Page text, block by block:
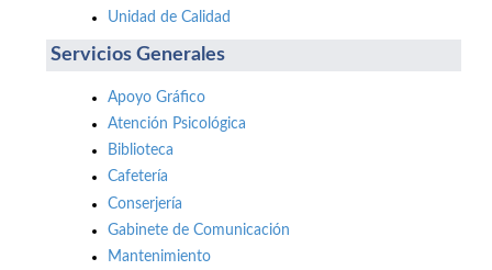
Unidad de Calidad
Servicios Generales
Apoyo Gráfico
Atención Psicológica
Biblioteca
Cafetería
Conserjería
Gabinete de Comunicación
Mantenimiento